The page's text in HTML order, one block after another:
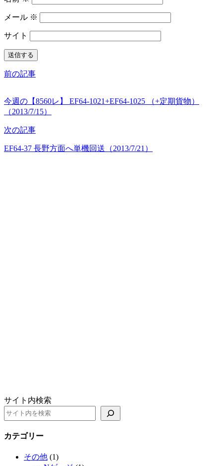
メール ※
サイト
前の記事
今週の【8560レ】 EF64-1021+EF64-1025 （+定期貨物）
（2013/7/15）
次の記事
EF64-37 長野方面へ単機回送（2013/7/21）
サイト内検索
カテゴリー
その他 (1)